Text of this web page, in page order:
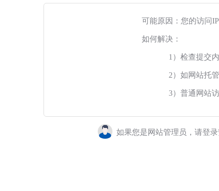
可能原因：您的访问
如何解决：
1）检查提交
2）如网站托
3）普通网站
如果您是网站管理员，请登